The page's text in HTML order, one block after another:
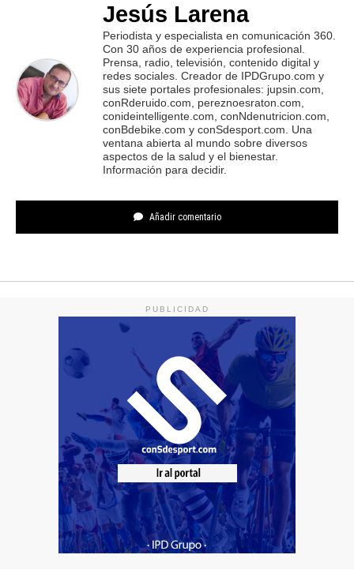
Jesús Larena
Periodista y especialista en comunicación 360.
Con 30 años de experiencia profesional.
Prensa, radio, televisión, contenido digital y
redes sociales. Creador de IPDGrupo.com y
sus siete portales profesionales: jupsin.com,
conRderuido.com, pereznoesraton.com,
conideintelligente.com, conNdenutricion.com,
conBdebike.com y conSdesport.com. Una
ventana abierta al mundo sobre diversos
aspectos de la salud y el bienestar.
Información para decidir.
Añadir comentario
PUBLICIDAD